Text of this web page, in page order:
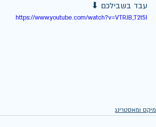
עבד בשבילכם ⬇︎
https://www.youtube.com/watch?v=VTRJB_T2t5I
מיקס ומאסטרינג